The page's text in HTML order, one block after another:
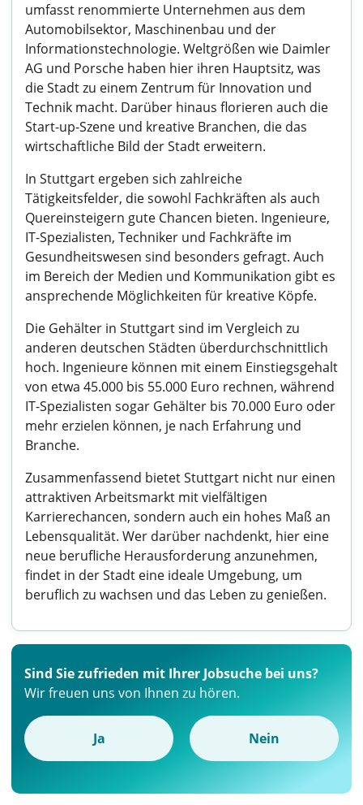
umfasst renommierte Unternehmen aus dem
Automobilsektor, Maschinenbau und der
Informationstechnologie. Weltgrößen wie Daimler
AG und Porsche haben hier ihren Hauptsitz, was
die Stadt zu einem Zentrum für Innovation und
Technik macht. Darüber hinaus florieren auch die
Start-up-Szene und kreative Branchen, die das
wirtschaftliche Bild der Stadt erweitern.
In Stuttgart ergeben sich zahlreiche
Tätigkeitsfelder, die sowohl Fachkräften als auch
Quereinsteigern gute Chancen bieten. Ingenieure,
IT-Spezialisten, Techniker und Fachkräfte im
Gesundheitswesen sind besonders gefragt. Auch
im Bereich der Medien und Kommunikation gibt es
ansprechende Möglichkeiten für kreative Köpfe.
Die Gehälter in Stuttgart sind im Vergleich zu
anderen deutschen Städten überdurchschnittlich
hoch. Ingenieure können mit einem Einstiegsgehalt
von etwa 45.000 bis 55.000 Euro rechnen, während
IT-Spezialisten sogar Gehälter bis 70.000 Euro oder
mehr erzielen können, je nach Erfahrung und
Branche.
Zusammenfassend bietet Stuttgart nicht nur einen
attraktiven Arbeitsmarkt mit vielfältigen
Karrierechancen, sondern auch ein hohes Maß an
Lebensqualität. Wer darüber nachdenkt, hier eine
neue berufliche Herausforderung anzunehmen,
findet in der Stadt eine ideale Umgebung, um
beruflich zu wachsen und das Leben zu genießen.
Sind Sie zufrieden mit Ihrer Jobsuche bei uns?
Wir freuen uns von Ihnen zu hören.
Ja Nein